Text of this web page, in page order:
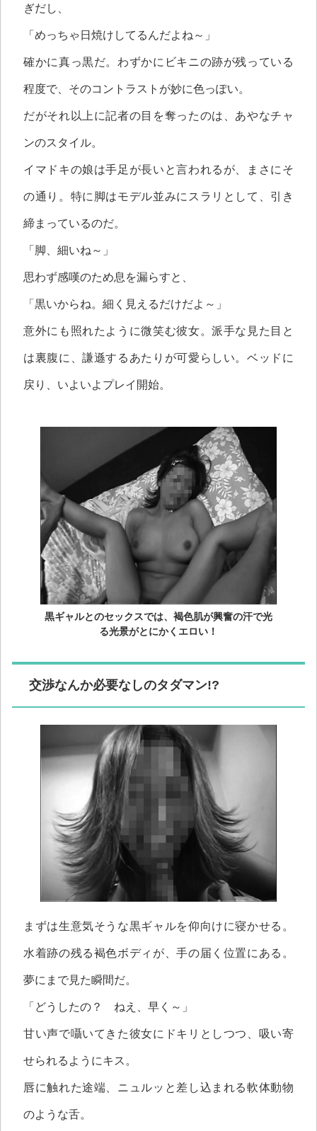
ぎだし、
「めっちゃ日焼けしてるんだよね～」
確かに真っ黒だ。わずかにビキニの跡が残っている
程度で、そのコントラストが妙に色っぽい。
だがそれ以上に記者の目を奪ったのは、あやなチャ
ンのスタイル。
イマドキの娘は手足が長いと言われるが、まさにそ
の通り。特に脚はモデル並みにスラリとして、引き
締まっているのだ。
「脚、細いね～」
思わず感嘆のため息を漏らすと、
「黒いからね。細く見えるだけだよ～」
意外にも照れたように微笑む彼女。派手な見た目と
は裏腹に、謙遜するあたりが可愛らしい。ベッドに
戻り、いよいよプレイ開始。
黒ギャルとのセックスでは、褐色肌が興奮の汗で光
る光景がとにかくエロい！
交渉なんか必要なしのタダマン!?
まずは生意気そうな黒ギャルを仰向けに寝かせる。
水着跡の残る褐色ボディが、手の届く位置にある。
夢にまで見た瞬間だ。
「どうしたの？ ねえ、早く～」
甘い声で囁いてきた彼女にドキリとしつつ、吸い寄
せられるようにキス。
唇に触れた途端、ニュルッと差し込まれる軟体動物
のような舌。